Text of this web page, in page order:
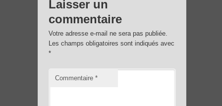
Laisser un
commentaire
Votre adresse e-mail ne sera pas publiée.
Les champs obligatoires sont indiqués avec
*
Commentaire *